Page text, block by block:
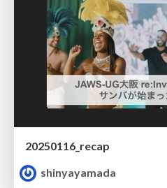
20250116_recap
shinyayamada